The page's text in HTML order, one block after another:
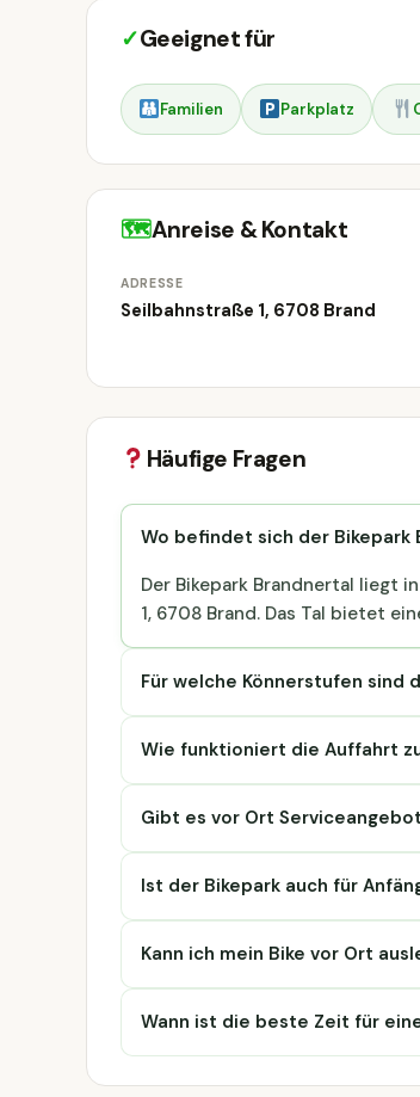
✓Geeignet für
Familien Parkplatz
🗺Anreise & Kontakt
ADRESSE
Seilbahnstraße 1, 6708 Brand
Häufige Fragen
Wo befindet sich der Bikepark
Der Bikepark Brandnertal liegt
1, 6708 Brand. Das Tal bietet
Für welche Könnerstufen sind
Wie funktioniert die Auffahrt
Gibt es vor Ort
Ist der Bikepark auch für
Kann ich mein Bike vor Ort
Wann ist die beste Zeit für